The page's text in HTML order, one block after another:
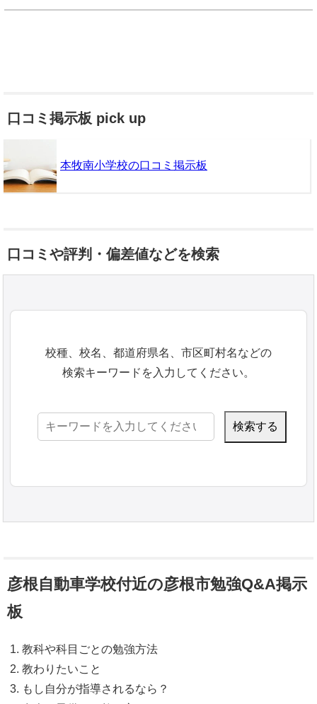
口コミ掲示板 pick up
本牧南小学校の口コミ掲示板
口コミや評判・偏差値などを検索
校種、校名、都道府県名、市区町村名などの
検索キーワードを入力してください。
検
彦根自動車学校付近の彦根市勉強Q&A掲示
板
教科や科目ごとの勉強方法
教わりたいこと
もし自分が指導されるなら？